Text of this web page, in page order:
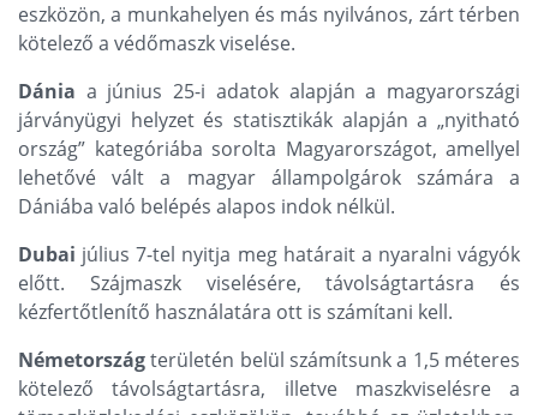
eszközön, a munkahelyen és más nyilvános, zárt térben
kötelező a védőmaszk viselése.
Dánia a június 25-i adatok alapján a magyarországi
járványügyi helyzet és statisztikák alapján a „nyitható
ország” kategóriába sorolta Magyarországot, amellyel
lehetővé vált a magyar állampolgárok számára a
Dániába való belépés alapos indok nélkül.
Dubai július 7-tel nyitja meg határait a nyaralni vágyók
előtt. Szájmaszk viselésére, távolságtartásra és
kézfertőtlenítő használatára ott is számítani kell.
Németországterületén belül számítsunk a 1,5 méteres
kötelező távolságtartásra, illetve maszkviselésre a